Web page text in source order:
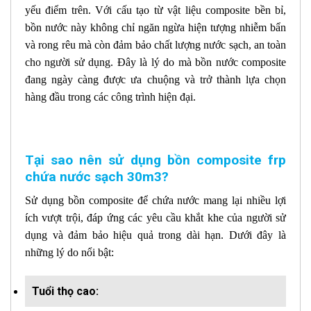
yếu điểm trên. Với cấu tạo từ vật liệu composite bền bỉ,
bồn nước này không chỉ ngăn ngừa hiện tượng nhiễm bẩn
và rong rêu mà còn đảm bảo chất lượng nước sạch, an toàn
cho người sử dụng. Đây là lý do mà bồn nước composite
đang ngày càng được ưa chuộng và trở thành lựa chọn
hàng đầu trong các công trình hiện đại.
Tại sao nên sử dụng bồn composite frp
chứa nước sạch 30m3?
Sử dụng bồn composite để chứa nước mang lại nhiều lợi
ích vượt trội, đáp ứng các yêu cầu khắt khe của người sử
dụng và đảm bảo hiệu quả trong dài hạn. Dưới đây là
những lý do nổi bật:
Tuổi thọ cao: